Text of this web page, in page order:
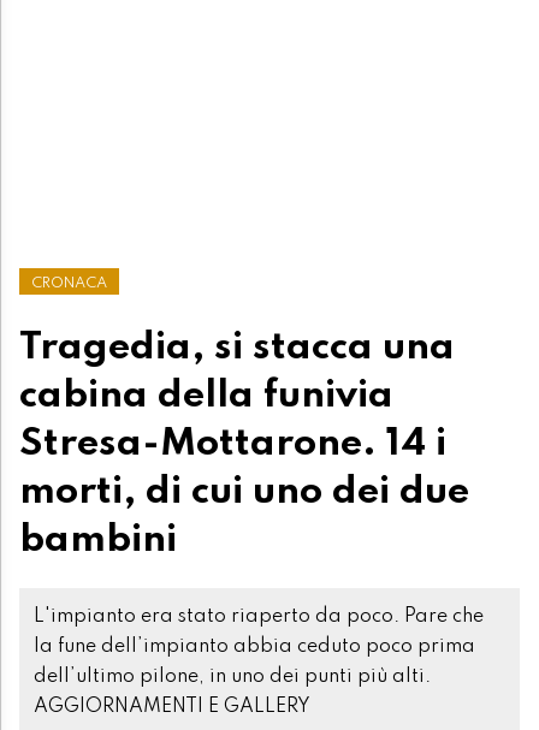
CRONACA
Tragedia, si stacca una
cabina della funivia
Stresa-Mottarone. 14 i
morti, di cui uno dei due
bambini
L'impianto era stato riaperto da poco. Pare che
la fune dell’impianto abbia ceduto poco prima
dell’ultimo pilone, in uno dei punti più alti.
AGGIORNAMENTI E GALLERY